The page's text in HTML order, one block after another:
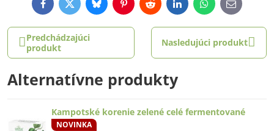
FacebookTwitterBlueskyPinterestRedditLinkedInWhatsApp
E-
mail
Predchádzajúci
produkt
Nasledujúci produkt
Alternatívne produkty
Kampotské korenie zelené celé fermentované
NOVINKA